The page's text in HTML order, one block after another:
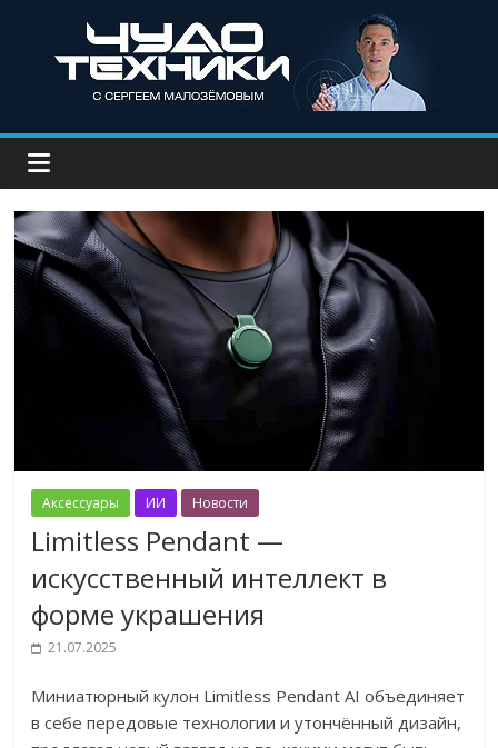
Аксессуары ИИ Новости
Limitless Pendant —
искусственный интеллект в
форме украшения
21.07.2025
Миниатюрный кулон Limitless Pendant AI объединяет
в себе передовые технологии и утончённый дизайн,